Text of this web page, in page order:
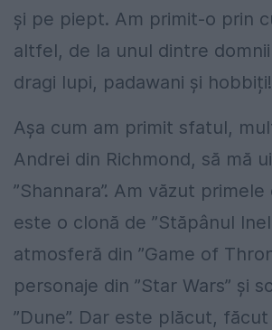
și pe piept. Am primit-o prin
altfel, de la unul dintre
dragi lupi, padawani și hobbiți!
Așa cum am primit sfatul,
Andrei din Richmond, să mă
”Shannara”. Am văzut
este o clonă de ”Stăpânul
atmosferă din ”Game of
personaje din ”Star Wars” și
”Dune”. Dar este plăcut, făcut